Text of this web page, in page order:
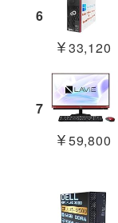
6
￥33,120
7
￥59,800